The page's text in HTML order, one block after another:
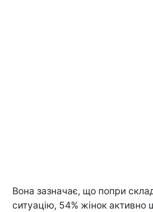
Вона зазначає, що попри
ситуацію, 54% жінок активно